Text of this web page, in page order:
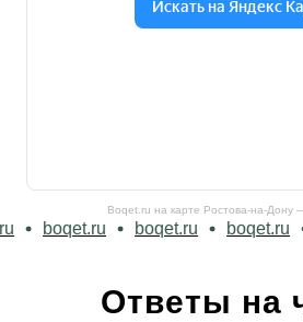
Boqet.ru на карте Ростова‑на‑Дону
boqet.ru boqet.ru boqet.ru
Ответы на